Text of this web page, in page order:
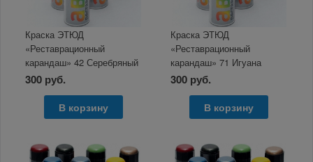
Краска ЭТЮД
«Реставрационный
карандаш» 42 Серебряный
берег металлик, 12мл
300 руб.
В корзину
Краска ЭТЮД
«Реставрационный
карандаш» 71 Игуана
металлик 12мл
300 руб.
В корзину